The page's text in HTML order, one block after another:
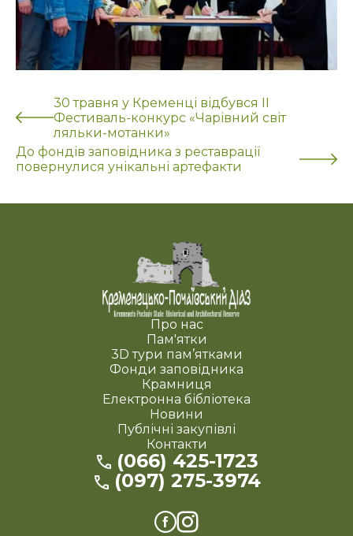
30 травня у Кременці відбувся ІІ
Фестиваль-конкурс «Чарівний світ
ляльки-мотанки»
До фондів заповідника з реставрації
повернулися унікальні артефакти
Про нас
Пам'ятки
3D тури пам’ятками
Фонди заповідника
Крамниця
Електронна бібліотека
Новини
Публічні закупівлі
Контакти
(066) 425-1723
(097) 275-3974